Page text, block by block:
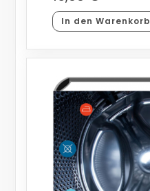
In den Warenkorb